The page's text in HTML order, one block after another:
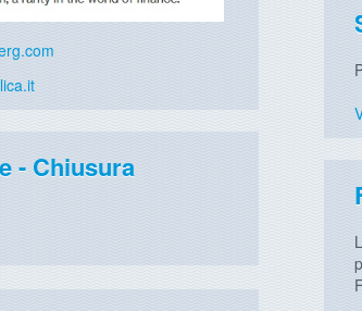
- Chiusura